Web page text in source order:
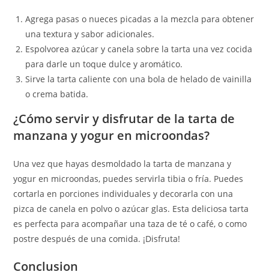
Agrega pasas o nueces picadas a la mezcla para obtener
una textura y sabor adicionales.
Espolvorea azúcar y canela sobre la tarta una vez cocida
para darle un toque dulce y aromático.
Sirve la tarta caliente con una bola de helado de vainilla
o crema batida.
¿Cómo servir y disfrutar de la tarta de
manzana y yogur en microondas?
Una vez que hayas desmoldado la tarta de manzana y
yogur en microondas, puedes servirla tibia o fría. Puedes
cortarla en porciones individuales y decorarla con una
pizca de canela en polvo o azúcar glas. Esta deliciosa tarta
es perfecta para acompañar una taza de té o café, o como
postre después de una comida. ¡Disfruta!
Conclusion